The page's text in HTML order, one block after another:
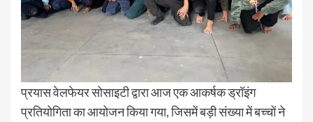
प्रयास वेलफेयर सोसाइटी द्वारा आज एक आकर्षक ड्रॉइंग
प्रतियोगिता का आयोजन किया गया, जिसमें बड़ी संख्या में बच्चों ने